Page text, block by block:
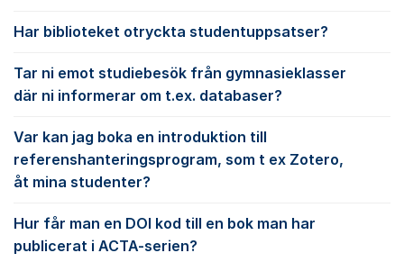
Har biblioteket otryckta studentuppsatser?
Tar ni emot studiebesök från gymnasieklasser
där ni informerar om t.ex. databaser?
Var kan jag boka en introduktion till
referenshanteringsprogram, som t ex Zotero,
åt mina studenter?
Hur får man en DOI kod till en bok man har
publicerat i ACTA-serien?